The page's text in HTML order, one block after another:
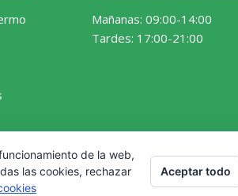
Mañanas: 09:00-14:00
Tardes: 17:00-21:00
de la web,
las cookies, rechazar
Aceptar todo